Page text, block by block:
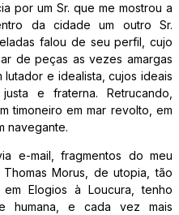
por um Sr. que me mostrou a
da cidade um outro Sr.
falou de seu perfil, cujo
de peças as vezes amargas
e idealista, cujos ideais
e fraterna. Retrucando,
timoneiro em mar revolto, em
navegante.
e-mail, fragmentos do meu
Morus, de utopia, tão
Elogios à Loucura, tenho
humana, e cada vez mais